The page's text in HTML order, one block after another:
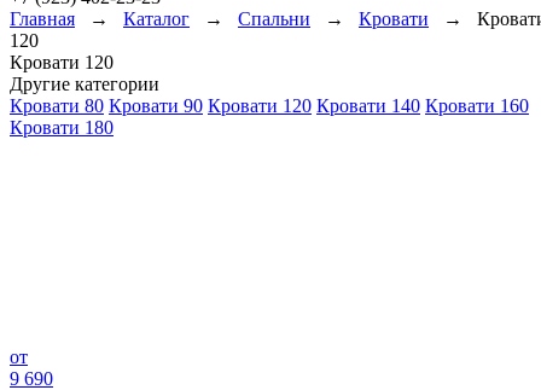
Главная → Каталог → Спальни → Кровати →
120
Кровати 120
Другие категории
Кровати 80 Кровати 90 Кровати 120 Кровати 140 Кровати 160
Кровати 180
от
9 690